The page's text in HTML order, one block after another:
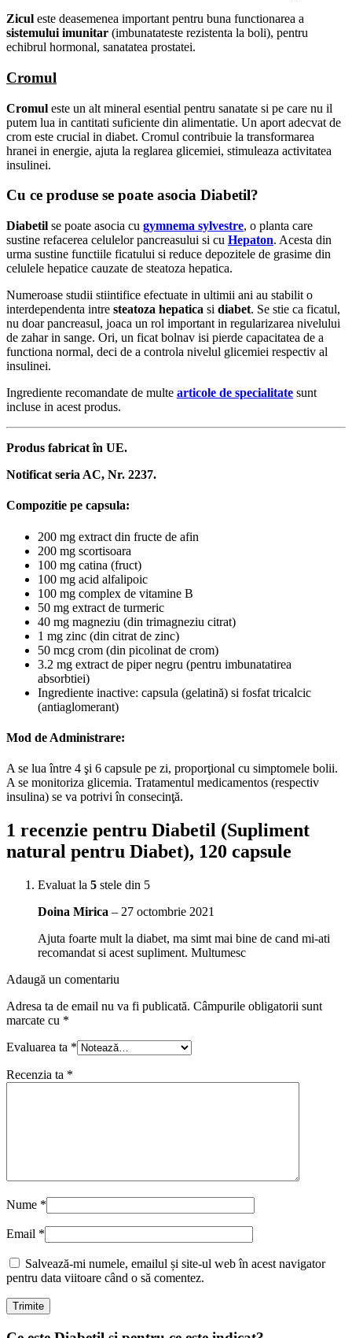
Zicul este deasemenea important pentru buna functionarea a
sistemului imunitar (imbunatateste rezistenta la boli), pentru
echibrul hormonal, sanatatea prostatei.
Cromul
Cromul este un alt mineral esential pentru sanatate si pe care nu il
putem lua in cantitati suficiente din alimentatie. Un aport adecvat de
crom este crucial in diabet. Cromul contribuie la transformarea
hranei in energie, ajuta la reglarea glicemiei, stimuleaza activitatea
insulinei.
Cu ce produse se poate asocia Diabetil?
Diabetil se poate asocia cu gymnema sylvestre, o planta care
sustine refacerea celulelor pancreasului si cu Hepaton. Acesta din
urma sustine functiile ficatului si reduce depozitele de grasime din
celulele hepatice cauzate de steatoza hepatica.
Numeroase studii stiintifice efectuate in ultimii ani au stabilit o
interdependenta intre steatoza hepatica si diabet. Se stie ca ficatul,
nu doar pancreasul, joaca un rol important in regularizarea nivelului
de zahar in sange. Ori, un ficat bolnav isi pierde capacitatea de a
functiona normal, deci de a controla nivelul glicemiei respectiv al
insulinei.
Ingrediente recomandate de multe articole de specialitate sunt
incluse in acest produs.
Produs fabricat în UE.
Notificat seria AC, Nr. 2237.
Compozitie pe capsula:
200 mg extract din fructe de afin
200 mg scortisoara
100 mg catina (fruct)
100 mg acid alfalipoic
100 mg complex de vitamine B
50 mg extract de turmeric
40 mg magneziu (din trimagneziu citrat)
1 mg zinc (din citrat de zinc)
50 mcg crom (din picolinat de crom)
3.2 mg extract de piper negru (pentru imbunatatirea
absorbtiei)
Ingrediente inactive: capsula (gelatină) si fosfat tricalcic
(antiaglomerant)
Mod de Administrare:
A se lua între 4 şi 6 capsule pe zi, proporţional cu simptomele bolii.
A se monitoriza glicemia. Tratamentul medicamentos (respectiv
insulina) se va potrivi în consecinţă.
1 recenzie pentru Diabetil (Supliment
natural pentru Diabet), 120 capsule
Evaluat la 5 stele din 5
Doina Mirica – 27 octombrie 2021
Ajuta foarte mult la diabet, ma simt mai bine de cand mi-ati
recomandat si acest supliment. Multumesc
Adaugă un comentariu
Adresa ta de email nu va fi publicată. Câmpurile obligatorii sunt
marcate cu *
Evaluarea ta *
Recenzia ta *
Nume *
Email *
Salvează-mi numele, emailul și site-ul web în acest navigator
pentru data viitoare când o să comentez.